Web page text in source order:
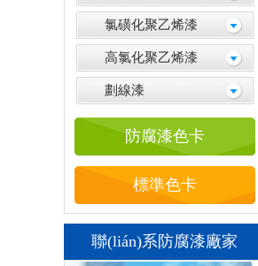
氯磺化聚乙烯漆
高氯化聚乙烯漆
劃線漆
防腐漆色卡
標準色卡
聯(lián)系防腐漆廠家